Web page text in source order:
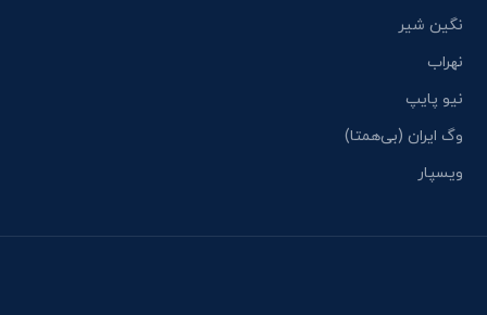
نگین شیر
نهراب
نیو پایپ
وگ ایران (بی‌همتا)
ویسپار